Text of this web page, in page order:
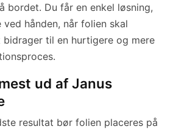
bordet. Du får en enkel løsning,
ved hånden, når folien skal
bidrager til en hurtigere og mere
ud af Janus
resultat bør folien placeres på